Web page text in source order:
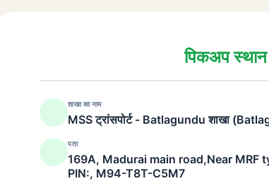
पिकअप स्थान
शाखा का नाम
MSS ट्रांसपोर्ट - Batlagundu शाखा
पता
169A, Madurai main road,Near MRF
PIN:, M94-T8T-C5M7